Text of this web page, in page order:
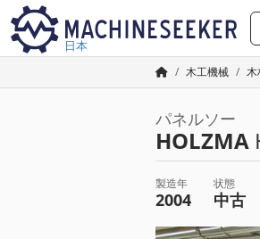
日本
木工機械 木
パネルソー
HOLZMA
製造年
2004
状態
中古